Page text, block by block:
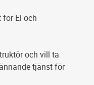
för El och
och vill ta
tjänst för